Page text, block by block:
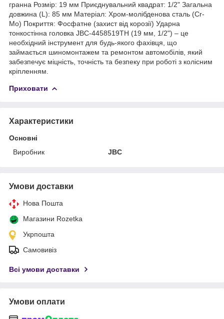
гранна Розмір: 19 мм Приєднувальний квадрат: 1/2" Загальна
довжина (L): 85 мм Матеріал: Хром-молібденова сталь (Cr-
Mo) Покриття: Фосфатне (захист від корозії) Ударна
тонкостінна головка JBC-4458519TH (19 мм, 1/2") – це
необхідний інструмент для будь-якого фахівця, що
займається шиномонтажем та ремонтом автомобілів, який
забезпечує міцність, точність та безпеку при роботі з колісним
кріпленням.
Приховати
Характеристики
Основні
Виробник
JBC
Умови доставки
Нова Пошта
Магазини Rozetka
Укрпошта
Самовивіз
Всі умови доставки
Умови оплати